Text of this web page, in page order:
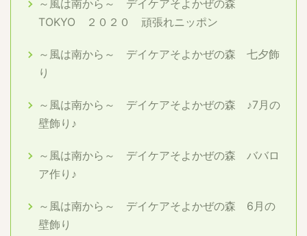
～風は南から～ デイケアそよかぜの森
TOKYO ２０２０ 頑張れニッポン
～風は南から～ デイケアそよかぜの森 七夕飾
り
～風は南から～ デイケアそよかぜの森 ♪7月の
壁飾り♪
～風は南から～ デイケアそよかぜの森 ババロ
ア作り♪
～風は南から～ デイケアそよかぜの森 6月の
壁飾り